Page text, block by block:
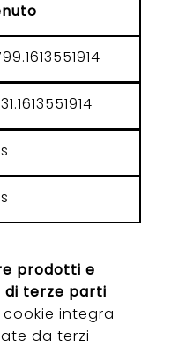
prodotti e
di terze parti
integra
da terzi